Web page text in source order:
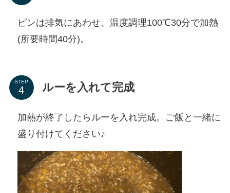
ピンは排気にあわせ、温度調理100℃30分で加熱
(所要時間40分)。
STEP ルーを入れて完成
加熱が終了したらルーを入れ完成。ご飯と一緒に
盛り付けてください♪